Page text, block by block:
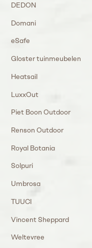
DEDON
Domani
eSafe
Gloster tuinmeubelen
Heatsail
LuxxOut
Piet Boon Outdoor
Renson Outdoor
Royal Botania
Solpuri
Umbrosa
TUUCI
Vincent Sheppard
Weltevree